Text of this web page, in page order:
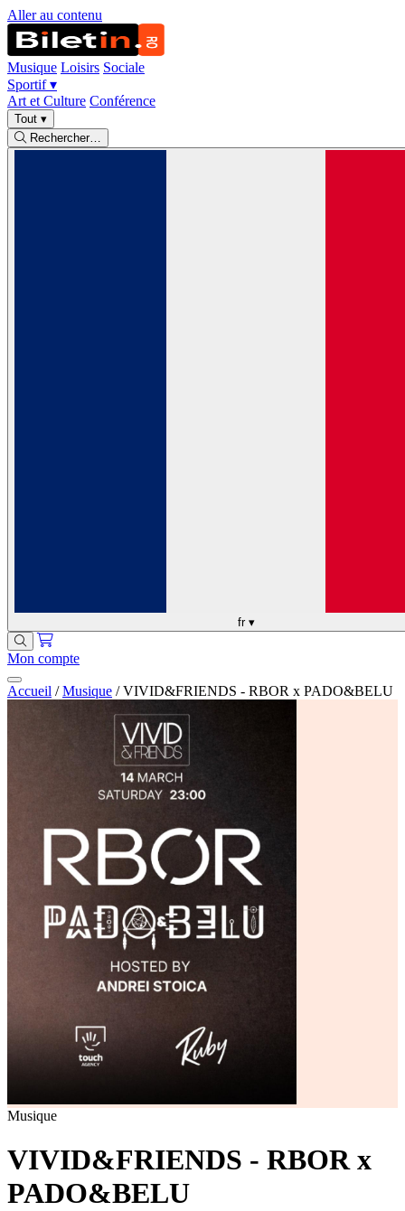
Aller au contenu
Musique Loisirs Sociale
Sportif▾
Art et Culture Conférence
Tout ▾
Rechercher…
fr ▾
Mon compte
Accueil / Musique / VIVID&FRIENDS - RBOR x PADO&BELU
Musique
VIVID&FRIENDS - RBOR x
PADO&BELU